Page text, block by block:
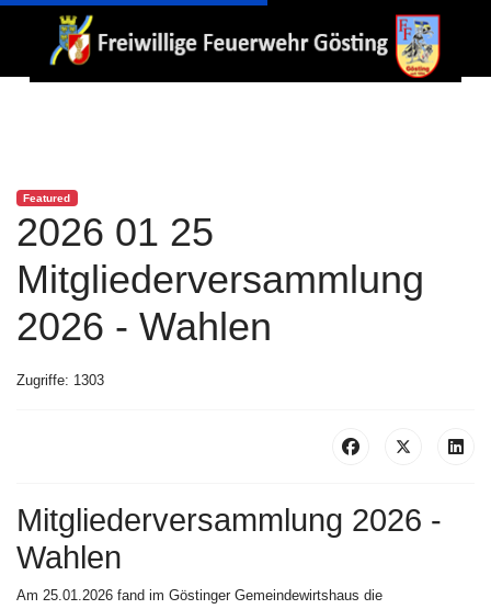
Featured
2026 01 25
Mitgliederversammlung
2026 - Wahlen
Zugriffe: 1303
Mitgliederversammlung 2026 -
Wahlen
Am 25.01.2026 fand im Göstinger Gemeindewirtshaus die